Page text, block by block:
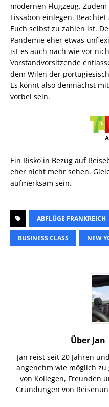
modernen Flugzeug.
Lissabon einlegen.
Euch selbst zu zahlen ist.
Pandemie eher etwas
ist es auch nach wie vor
Vorstandvorsitzende
dem Wilen der
Es könnt also demnächst
vorbei sein.
Ein Risko in Bezug auf
eher nicht mehr sehen.
aufmerksam sein.
ABFLÜGE FRANKREICH
BUSINESS CLASS NEW
Über Jan
Jan reist seit 20 Jahren
angenehm wie möglich
von Kollegen, Freunden
Gründungen von